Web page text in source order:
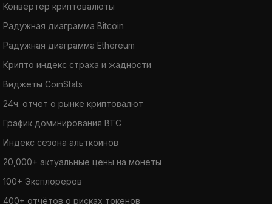
Конвертер криптовалюты
Радужная диаграмма Bitcoin
Радужная диаграмма Ethereum
Крипто индекс страха и жадности
Виджеты CoinStats
24ч. отчет о рынке криптовалют
График доминирования BTC
Индекс сезона альткоинов
20,000+ актуальные цены на монеты
100+ Эксплореров
400+ отчётов о рисках токенов